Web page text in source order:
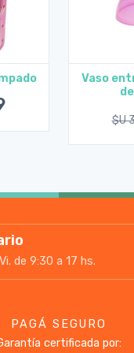
Vaso
$U
de 9:30 a 17 hs.
PAGÁ SEGURO
certificada por: